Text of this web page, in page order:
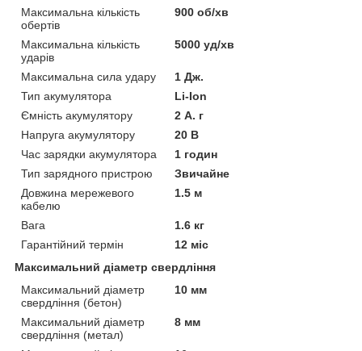
Максимальна кількість
обертів
900 об/хв
Максимальна кількість
ударів
5000 уд/хв
Максимальна сила удару
1 Дж.
Тип акумулятора
Li-Ion
Ємність акумулятору
2 А. г
Напруга акумулятору
20 В
Час зарядки акумулятора
1 годин
Тип зарядного пристрою
Звичайне
Довжина мережевого
кабелю
1.5 м
Вага
1.6 кг
Гарантійний термін
12 міс
Максимальний діаметр свердління
Максимальний діаметр
свердління (бетон)
10 мм
Максимальний діаметр
свердління (метал)
8 мм